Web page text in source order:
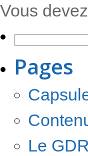
Vous devez
Pages
Le GDR